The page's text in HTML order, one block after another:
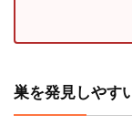
巣を発見しやす